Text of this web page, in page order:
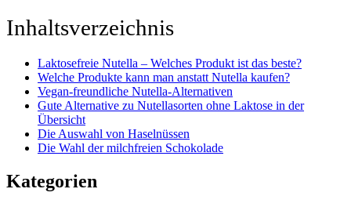
Inhaltsverzeichnis
Laktosefreie Nutella – Welches Produkt ist das beste?
Welche Produkte kann man anstatt Nutella kaufen?
Vegan-freundliche Nutella-Alternativen
Gute Alternative zu Nutellasorten ohne Laktose in der
Übersicht
Die Auswahl von Haselnüssen
Die Wahl der milchfreien Schokolade
Kategorien